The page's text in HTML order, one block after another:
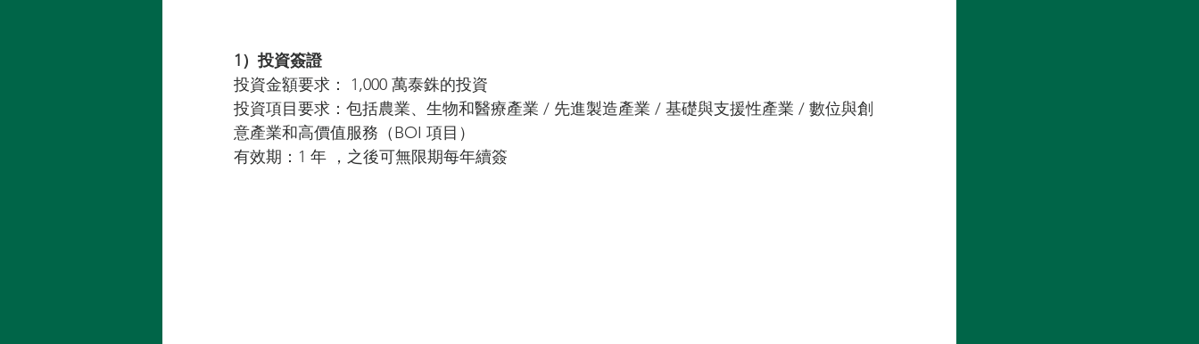
1）投資簽證
投資金額要求： 1,000 萬泰銖的投資
投資項目要求：包括農業、生物和醫療產業 / 先進製造產業 / 基礎與支援性產業 / 數位與創
意產業和高價值服務（BOI 項目）
有效期：1 年 ，之後可無限期每年續簽